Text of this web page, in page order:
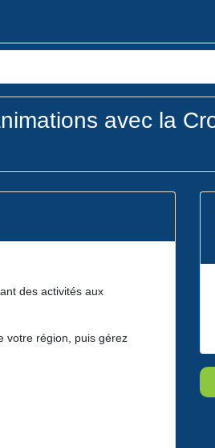
avec la
des activités aux
votre région, puis gérez